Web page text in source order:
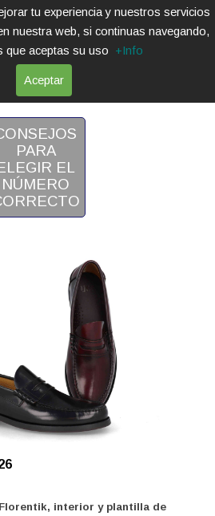
tu experiencia y nuestros servicios
nuestra web, si continuas navegando,
que aceptas su uso +Info
Aceptar
PARA
EL
NÚMERO
interior y plantilla de